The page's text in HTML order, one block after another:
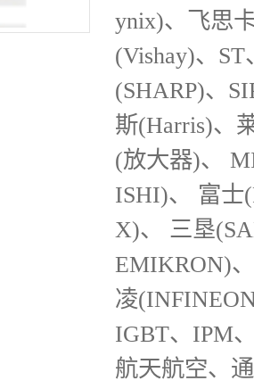
ynix)、飞思
(Vishay)、
(SHARP)、
斯(Harris)、
(放大器)、
ISHI)、 富士
X)、 三垦
EMIKRON)
凌
IGBT、IPM
航天航空、